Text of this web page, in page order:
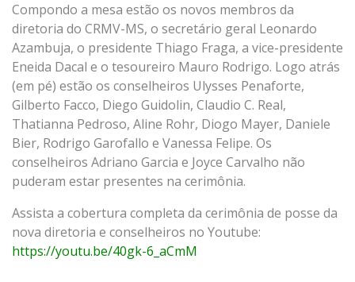
Compondo a mesa estão os novos membros da
diretoria do CRMV-MS, o secretário geral Leonardo
Azambuja, o presidente Thiago Fraga, a vice-presidente
Eneida Dacal e o tesoureiro Mauro Rodrigo. Logo atrás
(em pé) estão os conselheiros Ulysses Penaforte,
Gilberto Facco, Diego Guidolin, Claudio C. Real,
Thatianna Pedroso, Aline Rohr, Diogo Mayer, Daniele
Bier, Rodrigo Garofallo e Vanessa Felipe. Os
conselheiros Adriano Garcia e Joyce Carvalho não
puderam estar presentes na cerimônia.
Assista a cobertura completa da cerimônia de posse da
nova diretoria e conselheiros no Youtube:
https://youtu.be/40gk-6_aCmM